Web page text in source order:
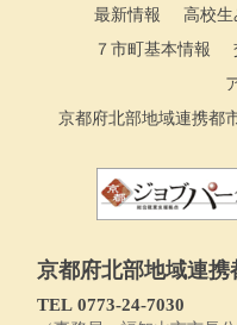
最新情報 高校
７市町基本情報
京都府北部地域連携都
京都府北部地域連
TEL 0773‐24-7030